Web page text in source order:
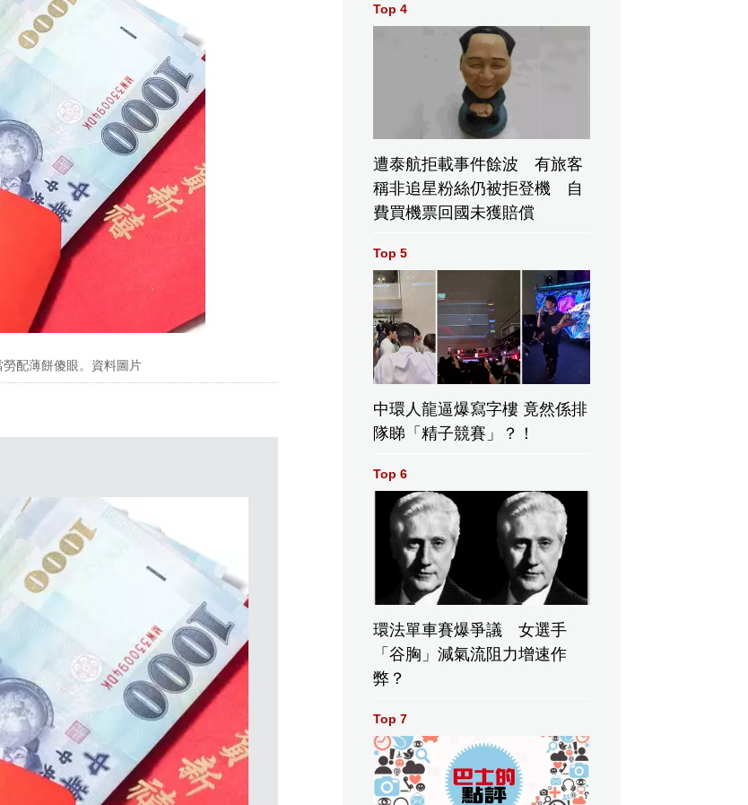
配薄餅傻眼。資料圖片
Top 4
遭泰航拒載事件餘波 有旅客
稱非追星粉絲仍被拒登機 自
費買機票回國未獲賠償
Top 5
中環人龍逼爆寫字樓 竟然係排
隊睇「精子競賽」？！
Top 6
環法單車賽爆爭議 女選手
「谷胸」減氣流阻力增速作
弊？
Top 7